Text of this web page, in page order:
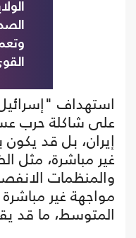
استهداف
على شاكلة حرب
إيران، بل قد يكون
غير مباشرة، مثل
والمنظمات
مواجهة غير
المتوسط، ما قد